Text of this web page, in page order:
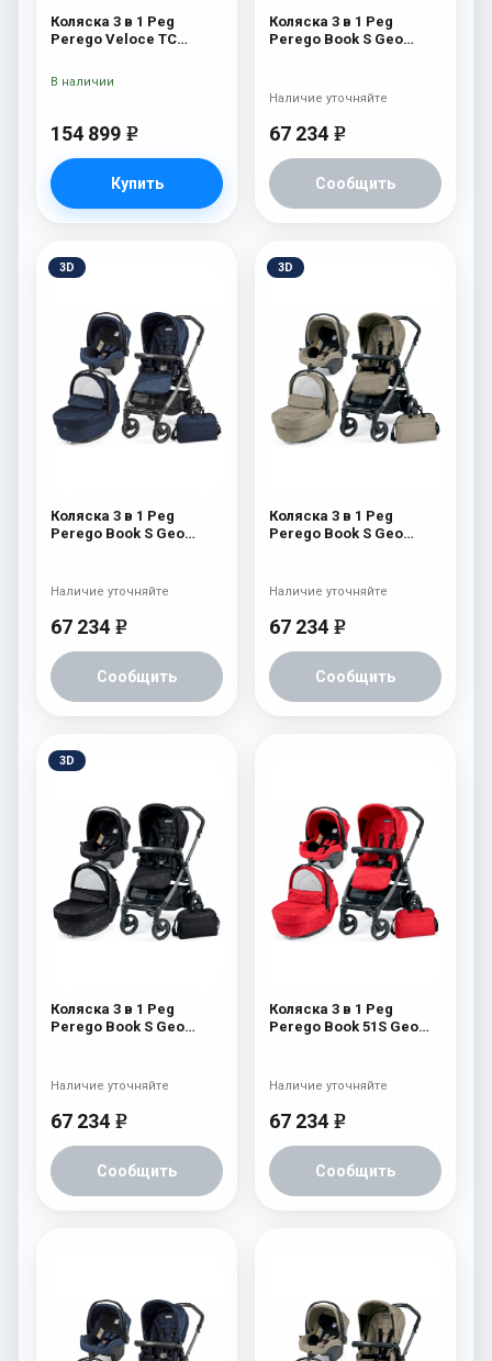
Коляска 3 в 1 Peg
Perego Veloce TC
New
154 899 e
Купить
В наличии
Коляска 3 в 1 Peg
Perego Book S Geo
67 234 e
Сообщить
Наличие уточняйте
3D
Коляска 3 в 1 Peg
Perego Book S Geo
67 234 e
Сообщить
Наличие уточняйте
3D
Коляска 3 в 1 Peg
Perego Book S Geo
67 234 e
Сообщить
Наличие уточняйте
3D
Коляска 3 в 1 Peg
Perego Book S Geo
67 234 e
Сообщить
Наличие уточняйте
Коляска 3 в 1 Peg
Perego Book 51S Geo
67 234 e
Сообщить
Наличие уточняйте